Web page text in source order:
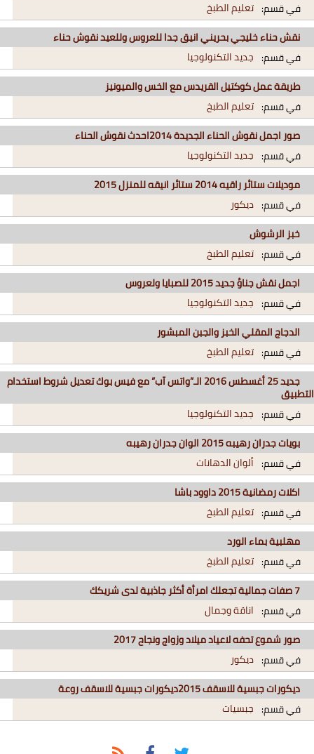
في قسم: تعليم الطبخ
نقش حناء خليجي بحريني انيق جدا للعروس وللعيد نقوش حناء
في قسم: جديد التكنولوجيا
طريقة عمل كوكتيل القريدس مع الخس والميونيز
في قسم: تعليم الطبخ
صور اجمل نقوش الحناء الجديدة 2014احدث نقوش الحناء
في قسم: جديد التكنولوجيا
موديلات ستائر راقيه 2014 ستائر انيقه للمنزل 2015
في قسم: ديكور
خبز الرشوش
في قسم: تعليم الطبخ
اجمل نقش جناؤ جديد 2015 للصبايا ولعروس
في قسم: جديد التكنولوجيا
الدجاج المقلي الخبز والجبن المبشور
في قسم: تعليم الطبخ
جديد 25 أغسطس 2016 الـ”واتس آب” مع فيس بوك تعديل شروط استخدام
التطبيق
في قسم: جديد التكنولوجيا
بويات جدران رهيبه 2015 الوان جدران رهيبه
في قسم: ألوان الدهانات
اكلات رمضانية 2015 داوود باشا
في قسم: تعليم الطبخ
مهلبية بماء الورد
في قسم: تعليم الطبخ
7 صفات جمالية تجعلك امرأة أكثر جاذبية لدى شريكك
في قسم: اناقة وجمال
صور شموع تحفه لاعياد ميلاد وزواج ونجاح 2017
في قسم: ديكور
ديكورات جبسية للاسقف 2015ديكورات جبسية للاسقف روعة
في قسم: جبسيات